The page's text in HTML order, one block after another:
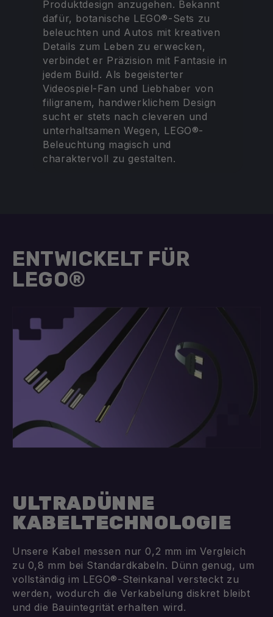
Produktdesign anzugehen. Bekannt
dafür, botanische LEGO®-Sets zu
beleuchten und Autos mit kreativen
Details zum Leben zu erwecken,
verbindet er Präzision mit Fantasie in
jedem Build. Als begeisterter
Videospiel-Fan und Liebhaber von
filigranem, handwerklichem Design
sucht er stets nach cleveren und
unterhaltsamen Wegen, LEGO®-
Beleuchtung magisch und
charaktervoll zu gestalten.
ENTWICKELT FÜR
LEGO®
ULTRADÜNNE
KABELTECHNOLOGIE
Unsere Kabel messen nur 0,2 mm im Vergleich
zu 0,8 mm bei Standardkabeln. Dünn genug, um
vollständig im LEGO®-Steinkanal versteckt zu
werden, wodurch die Verkabelung diskret bleibt
und die Bauintegrität erhalten wird.